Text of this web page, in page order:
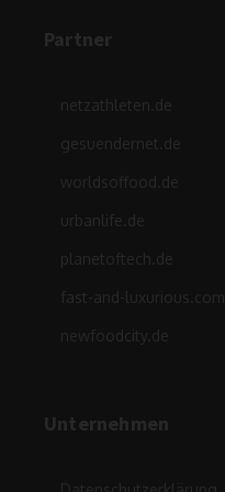
Partner
netzathleten.de
gesuendernet.de
worldsoffood.de
urbanlife.de
planetoftech.de
fast-and-luxurious.com
newfoodcity.de
Unternehmen